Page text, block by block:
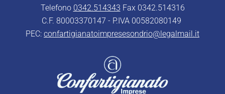
Telefono 0342.514343 Fax 0342.514316
C.F. 80003370147 - P.IVA 00582080149
PEC: confartigianatoimpresesondrio@legalmail.it